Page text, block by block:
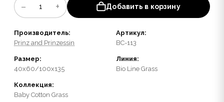
− 1 + Добавить в корзину
Производитель:
Prinz and Prinzessin
Артикул:
BC-113
Размер:
40x60/100x135
Линия:
Bio Line Grass
Коллекция:
Baby Cotton Grass